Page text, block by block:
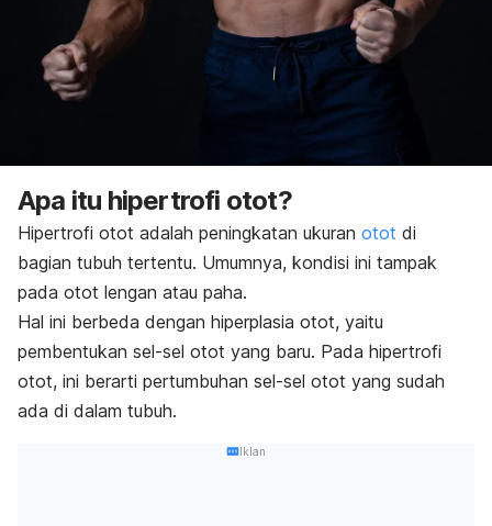
Apa itu hipertrofi otot?
Hipertrofi otot adalah peningkatan ukuran otot di
bagian tubuh tertentu. Umumnya, kondisi ini tampak
pada otot lengan atau paha.
Hal ini berbeda dengan hiperplasia otot, yaitu
pembentukan sel-sel otot yang baru. Pada hipertrofi
otot, ini berarti pertumbuhan sel-sel otot yang sudah
ada di dalam tubuh.
Iklan